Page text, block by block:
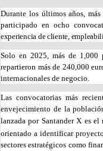
Durante los últimos años,
participado en ocho
experiencia de cliente,
Solo en 2025, más de 1,000
repartieron más de 240,000
internacionales de negocio.
Las convocatorias más
envejecimiento de la
lanzada por Santander X es
orientado a identificar
sectores estratégicos como